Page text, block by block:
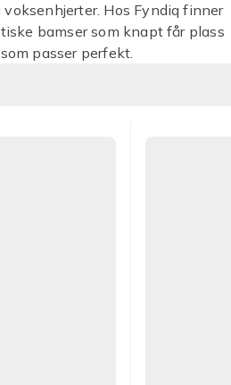
Hos Fyndiq finner
bamser som knapt får plass
passer perfekt.